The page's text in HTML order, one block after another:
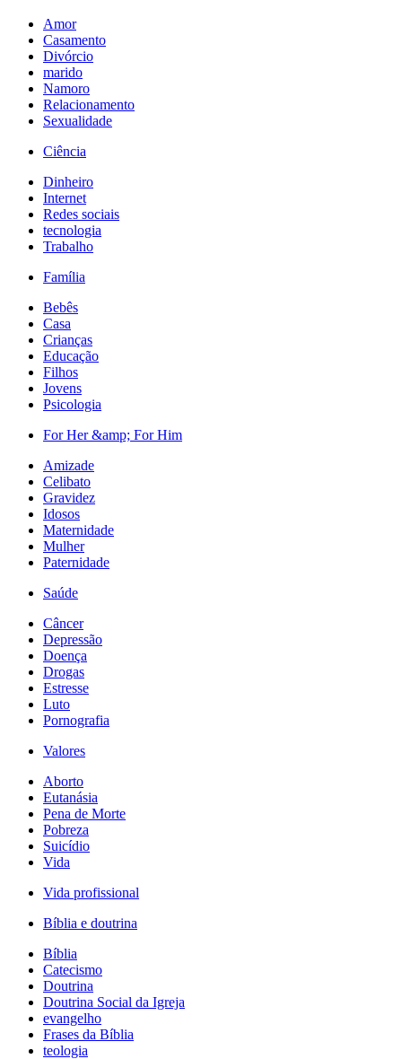
Amor
Casamento
Divórcio
marido
Namoro
Relacionamento
Sexualidade
Ciência
Dinheiro
Internet
Redes sociais
tecnologia
Trabalho
Família
Bebês
Casa
Crianças
Educação
Filhos
Jovens
Psicologia
For Her &amp; For Him
Amizade
Celibato
Gravidez
Idosos
Maternidade
Mulher
Paternidade
Saúde
Câncer
Depressão
Doença
Drogas
Estresse
Luto
Pornografia
Valores
Aborto
Eutanásia
Pena de Morte
Pobreza
Suicídio
Vida
Vida profissional
Bíblia e doutrina
Bíblia
Catecismo
Doutrina
Doutrina Social da Igreja
evangelho
Frases da Bíblia
teologia